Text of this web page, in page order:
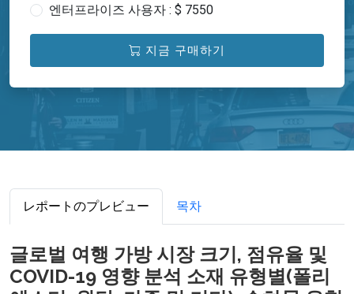
엔터프라이즈 사용자 : $ 7550
지금 구매하기
レポートのプレビュー 목차
글로벌 여행 가방 시장 크기, 점유율 및
COVID-19 영향 분석 소재 유형별(폴리